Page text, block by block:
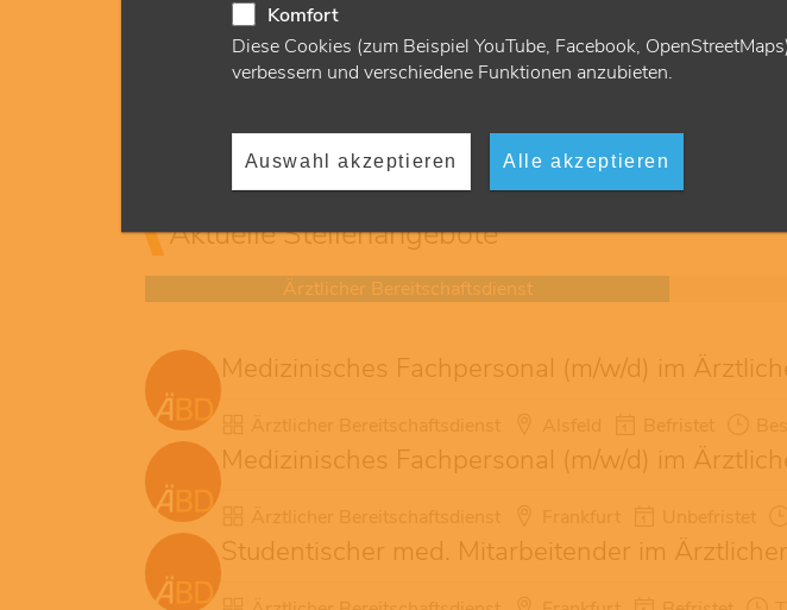
Komfort
Diese Cookies (zum Beispiel YouTube, Facebook,
verbessern und verschiedene Funktionen anzubieten.
Auswahl akzeptieren Alle akzeptieren
03.06.2024
Sicherstellung & Recht
Aktuelle Stellenangebote
Ärztlicher Bereitschaftsdienst
Medizinisches Fachpersonal (m/w/d) im
Medizinisches Fachpersonal (m/w/d) im
Studentischer med. Mitarbeitender im